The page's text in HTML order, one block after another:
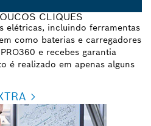
CLIQUES
elétricas, incluindo ferramentas
como baterias e carregadores
e recebes garantia
é realizado em apenas alguns